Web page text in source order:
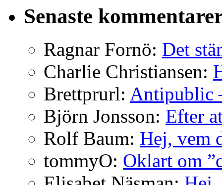
Senaste
Ragnar Fornö: Det
Charlie Christiansen:
Brettprurl: Antipublic
Björn Jonsson: Efter
Rolf Baum: Hej, vem
tommyO: Oklart om